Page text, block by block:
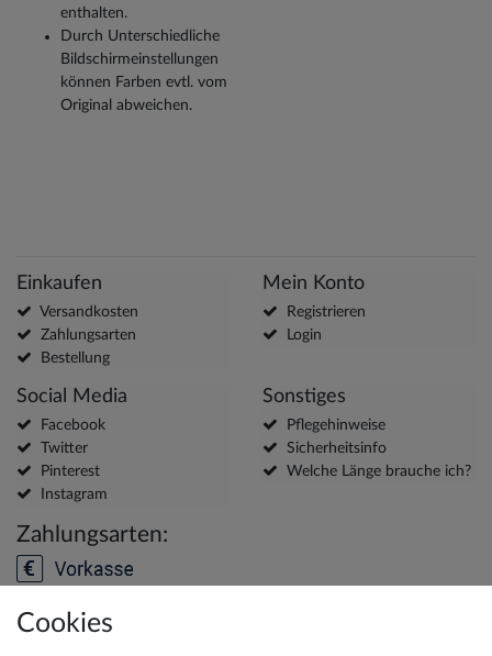
enthalten.
Durch Unterschiedliche
Bildschirmeinstellungen
können Farben evtl. vom
Original abweichen.
Einkaufen
Versandkosten
Zahlungsarten
Bestellung
Mein Konto
Registrieren
Login
Social Media
Facebook
Twitter
Pinterest
Instagram
Sonstiges
Pflegehinweise
Sicherheitsinfo
Welche Länge brauche ich?
Zahlungsarten:
Cookies